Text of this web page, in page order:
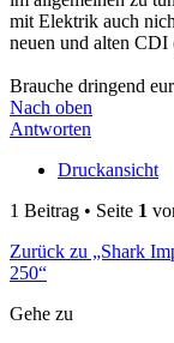
mit Elektrik auch
neuen und alten CDI
Brauche dringend
Nach oben
Antworten
Druckansicht
1 Beitrag • Seite 1
Zurück zu „Shark
250“
Gehe zu